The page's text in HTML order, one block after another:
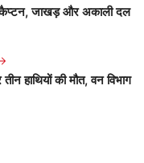
कैप्टन, जाखड़ और अकाली दल
हाथियों की मौत, वन विभाग